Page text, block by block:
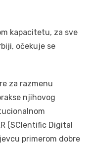
kapacitetu, za sve
očekuje se
za razmenu
njihovog
(SCIentific Digital
primerom dobre